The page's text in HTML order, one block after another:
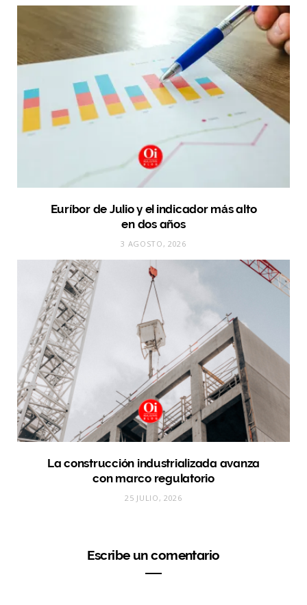
Euríbor de Julio y el indicador más alto
en dos años
3 AGOSTO, 2026
La construcción industrializada avanza
con marco regulatorio
25 JULIO, 2026
Escribe un comentario